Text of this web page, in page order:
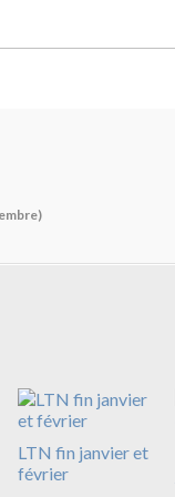
LTN fin janvier et
février